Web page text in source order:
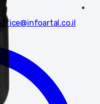
office@infoartal.co.il